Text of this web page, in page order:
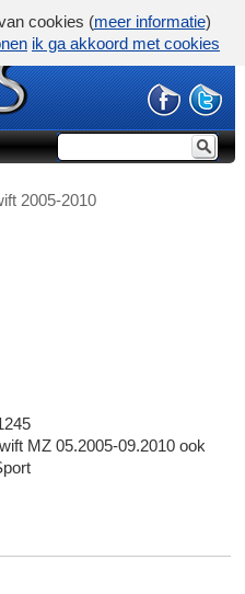
2005-2010
MZ 05.2005-09.2010 ook
cookies (meer informatie)
ik ga akkoord met cookies